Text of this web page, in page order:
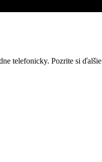
telefonicky. Pozrite si ďalšie